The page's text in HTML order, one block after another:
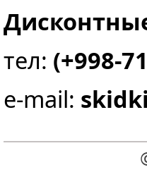
тел: (+998-
e-mail: